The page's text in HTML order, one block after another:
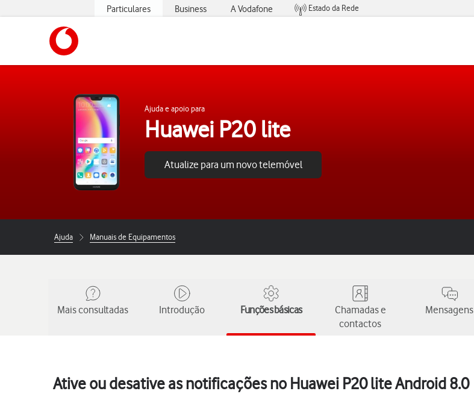
Particulares Business A Vodafone
Estado da Rede
Ajuda e apoio para
Huawei P20 lite
Atualize para um novo telemóvel
Ajuda Manuais de Equipamentos
Mais consultadas Introdução Funções básicas
Chamadas e
contactos
Mensagens
Ative ou desative as notificações no Huawei P20 lite Android 8.0